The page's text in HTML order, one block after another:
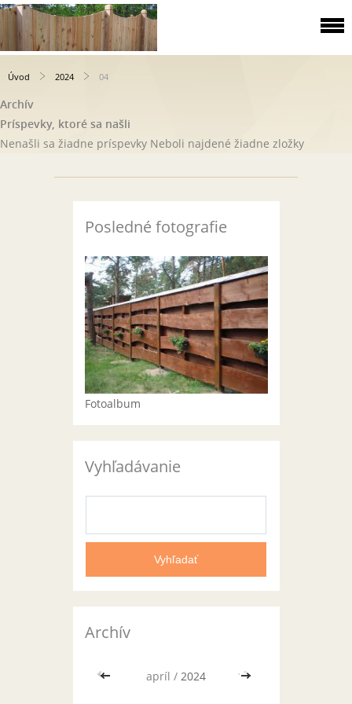
Úvod 2024 04
Archív
Príspevky, ktoré sa našli
Nenašli sa žiadne príspevky Neboli najdené žiadne zložky
Posledné fotografie
Fotoalbum
Vyhľadávanie
Archív
<< apríl / 2024 >>